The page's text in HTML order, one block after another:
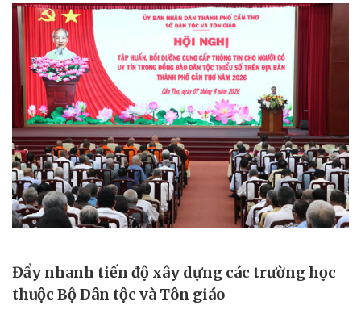
Đẩy nhanh tiến độ xây dựng các trường học
thuộc Bộ Dân tộc và Tôn giáo